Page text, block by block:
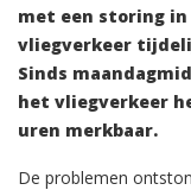
met een storing
vliegverkeer
Sinds
het vliegverkeer
uren merkbaar.
De problemen